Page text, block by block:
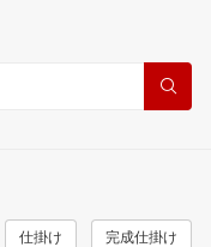
仕掛け 完成仕掛け